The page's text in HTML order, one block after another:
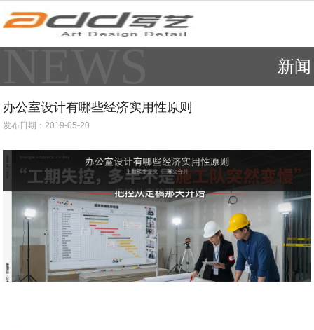
新闻
NEWS
办公室设计有哪些经济实用性原则
发布日期：2019-05-20